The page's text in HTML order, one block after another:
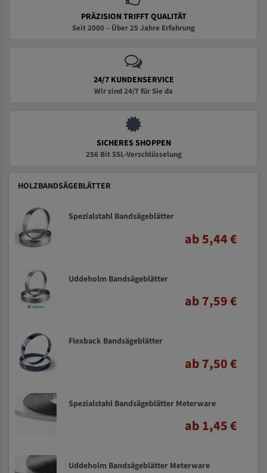
PRÄZISION TRIFFT QUALITÄT
Seit 2000 – Über 25 Jahre Erfahrung
24/7 KUNDENSERVICE
Wir sind 24/7 für Sie da
SICHERES SHOPPEN
256 Bit SSL-Verschlüsselung
HOLZBANDSÄGEBLÄTTER
Spezialstahl Bandsägeblätter
ab 5,44 €
Uddeholm Bandsägeblätter
ab 7,59 €
Flexback Bandsägeblätter
ab 7,50 €
Spezialstahl Bandsägeblätter Meterware
ab 1,45 €
Uddeholm Bandsägeblätter Meterware